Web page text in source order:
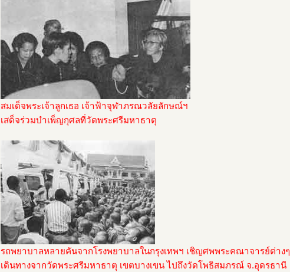
สมเด็จพระเจ้าลูกเธอ เจ้าฟ้าจุฬาภรณวลัยลักษณ์ฯ
เสด็จร่วมบำเพ็ญกุศลที่วัดพระศรีมหาธาตุ
รถพยาบาลหลายคันจากโรงพยาบาลในกรุงเทพฯ เชิญศพพระคณาจารย์ต่างๆ
เดินทางจากวัดพระศรีมหาธาตุ เขตบางเขน ไปถึงวัดโพธิสมภรณ์ จ.อุดรธานี